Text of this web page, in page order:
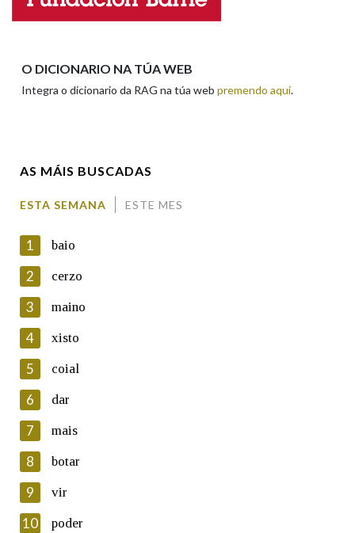
Pertence a
LIMPAR
En cumprimento da normativa vixente en materia de
Protección de Datos de Carácter Persoal, a Real Academia
Galega informa a aqueles usuarios que faciliten o seu correo
electrónico, así como calquera outra información de carácter
persoal, que estes datos serán obxecto de tratamento
automatizado de carácter confidencial e incorporados aos seus
ficheiros informáticos. Así mesmo, os usuarios poderán exercer o
seu dereito de acceso, rectificación, oposición e cancelación dos
seus datos poñéndose en contacto connosco.
Lin e acepto as condicións da política de
Introduce o código que aparece na imaxe:
O DICIONARIO NA TÚA WEB
Integra o dicionario da RAG na túa web premendo aquí.
AS MÁIS BUSCADAS
ESTA SEMANA ESTE MES
1 baio
2 cerzo
3 maino
4 xisto
5 coial
6 dar
7 mais
8 botar
9 vir
10 poder